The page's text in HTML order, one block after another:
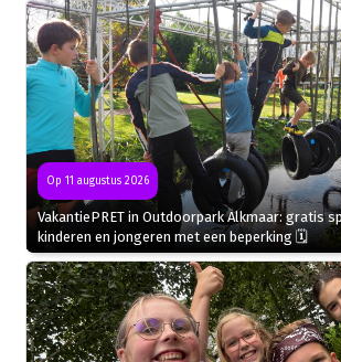
Op 11 augustus 2026
VakantiePRET in Outdoorpark Alkmaar: gratis
kinderen en jongeren met een beperking 🗓